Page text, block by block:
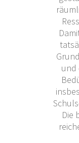
und
Die